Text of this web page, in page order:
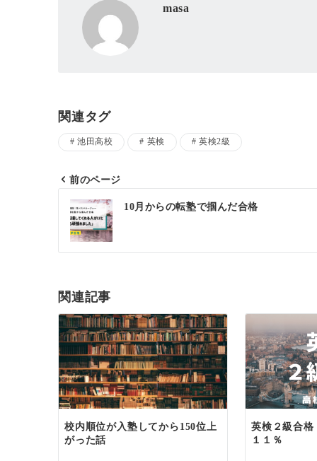
masa
関連タグ
池田高校 英検 英検2級
投
稿
ナ
ゲ
ー
シ
ョ
ン
前のページ
10月からの転塾で掴んだ合格
関連記事
校内順位が入塾してから150位上
がった話
英検２級合
１１％